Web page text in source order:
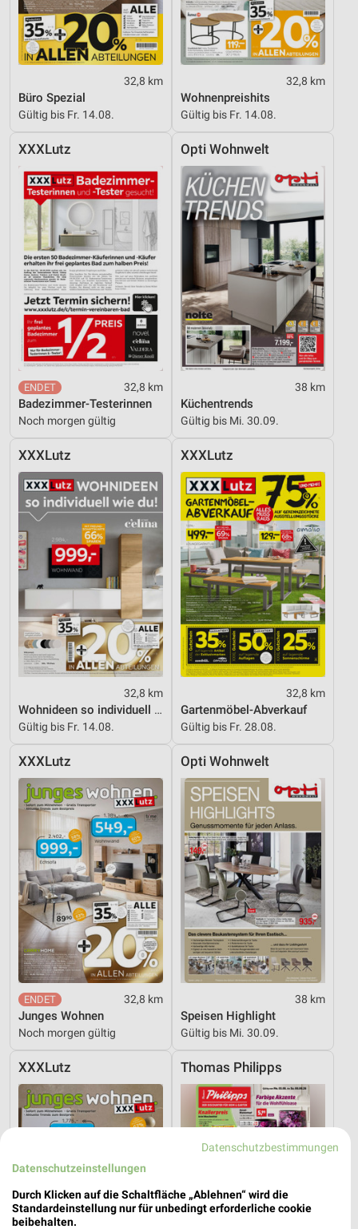
32,8 km
Büro Spezial
Gültig bis Fr. 14.08.
32,8 km
Wohnenpreishits
Gültig bis Fr. 14.08.
XXXLutz
32,8 km
Badezimmer-Testerinnen
Noch morgen gültig
Opti Wohnwelt
38 km
Küchentrends
Gültig bis Mi. 30.09.
XXXLutz
32,8 km
Wohnideen so individuell wie du!
Gültig bis Fr. 14.08.
XXXLutz
32,8 km
Gartenmöbel-Abverkauf
Gültig bis Fr. 28.08.
XXXLutz
32,8 km
Junges Wohnen
Noch morgen gültig
Opti Wohnwelt
38 km
Speisen Highlight
Gültig bis Mi. 30.09.
XXXLutz Thomas Philipps
Datenschutzbestimmungen
Datenschutzeinstellungen
Durch Klicken auf die Schaltfläche „Ablehnen“ wird die
Standardeinstellung nur für unbedingt erforderliche cookie
beibehalten.